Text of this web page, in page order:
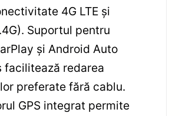
4G LTE și
Suportul pentru
și Android Auto
facilitează redarea
preferate fără cablu.
GPS integrat permite